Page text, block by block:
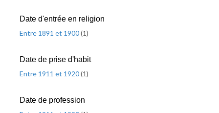
Date d'entrée en religion
Entre 1891 et 1900(1)
Date de prise d'habit
Entre 1911 et 1920(1)
Date de profession